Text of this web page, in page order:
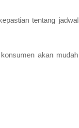
tentang jadwal
akan mudah